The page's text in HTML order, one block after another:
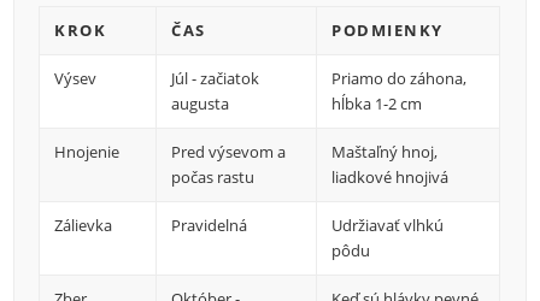
KROK ČAS PODMIENKY
Výsev
Júl - začiatok
augusta
Priamo do záhona,
hĺbka 1-2 cm
Hnojenie
Pred výsevom a
počas rastu
Maštaľný hnoj,
liadkové hnojivá
Zálievka Pravidelná
Udržiavať vlhkú
pôdu